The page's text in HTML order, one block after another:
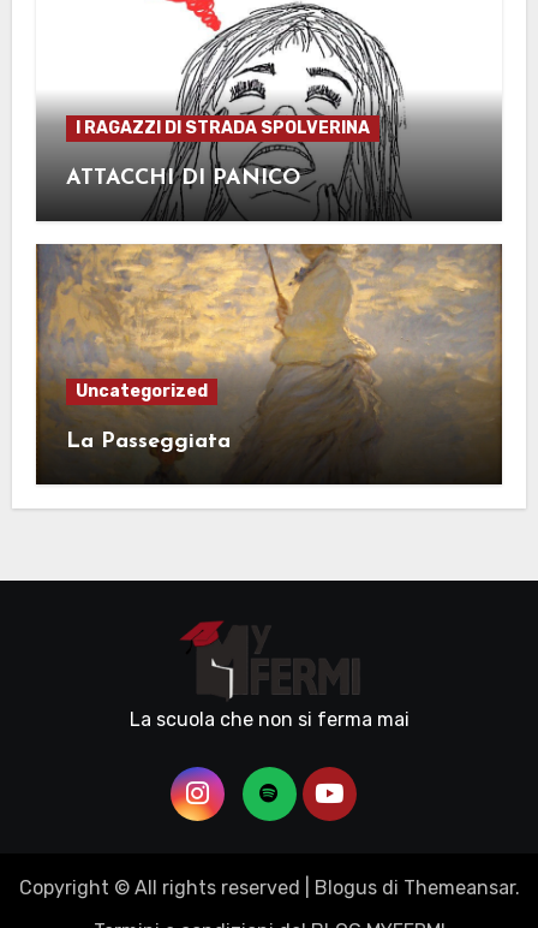
I RAGAZZI DI STRADA SPOLVERINA
ATTACCHI DI PANICO
Uncategorized
La Passeggiata
La scuola che non si ferma mai
Copyright © All rights reserved Blogusdi Themeansar.